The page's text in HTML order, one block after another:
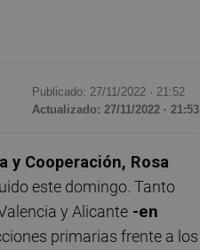
Publicado: 27/11/2022 · 21:52
Actualizado: 27/11/2022 · 21:53
y Cooperación, Rosa
este domingo. Tanto
y Alicante -en
primarias frente a los